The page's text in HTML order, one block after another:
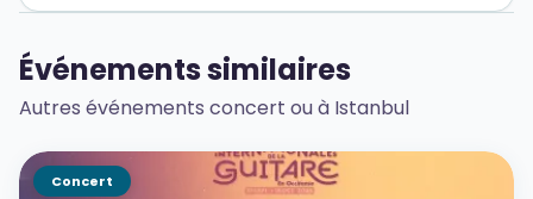
Événements similaires
Autres événements concert ou à Istanbul
Concert